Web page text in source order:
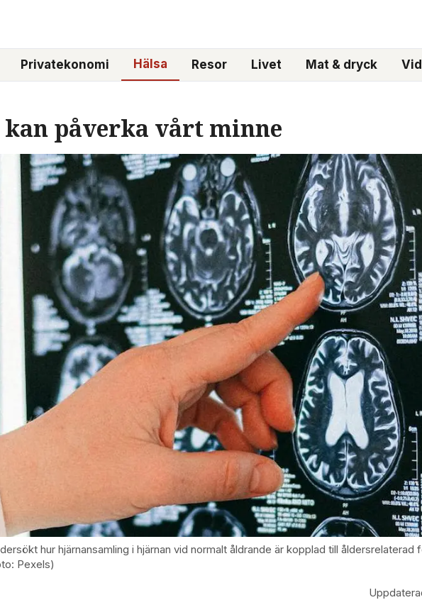
Privatekonomi Hälsa Resor Livet Mat & dryck
påverka vårt minne
hur hjärnansamling i hjärnan vid normalt åldrande är kopplad till åldersrelaterad
Pexels)